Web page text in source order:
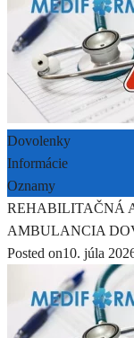
Dovolenky
Informácie
Oznamy
REHABILITAČNÁ
AMBULANCIA
Posted on10. júla